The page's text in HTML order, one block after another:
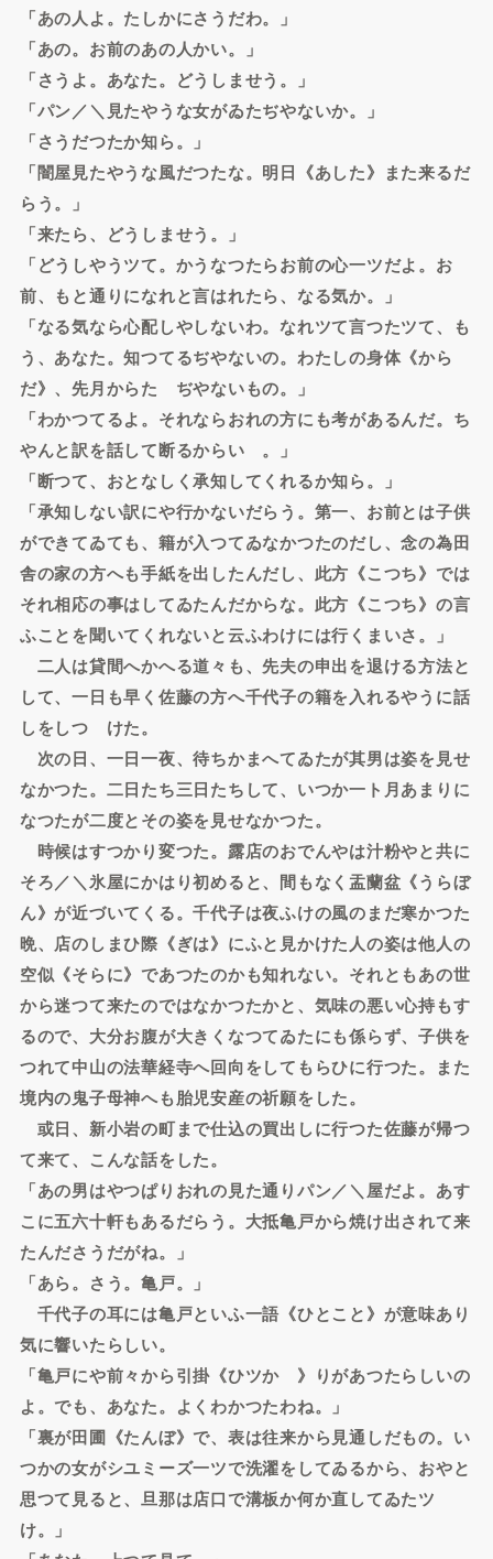
「あの人よ。たしかにさうだわ。」
「あの。お前のあの人かい。」
「さうよ。あなた。どうしませう。」
「パン／＼見たやうな女がゐたぢやないか。」
「さうだつたか知ら。」
「闇屋見たやうな風だつたな。明日《あした》また来るだ
らう。」
「来たら、どうしませう。」
「どうしやうツて。かうなつたらお前の心一ツだよ。お
前、もと通りになれと言はれたら、なる気か。」
「なる気なら心配しやしないわ。なれツて言つたツて、も
う、あなた。知つてるぢやないの。わたしの身体《から
だ》、先月からたゞぢやないもの。」
「わかつてるよ。それならおれの方にも考があるんだ。ち
やんと訳を話して断るからいゝ。」
「断つて、おとなしく承知してくれるか知ら。」
「承知しない訳にや行かないだらう。第一、お前とは子供
ができてゐても、籍が入つてゐなかつたのだし、念の為田
舎の家の方へも手紙を出したんだし、此方《こつち》では
それ相応の事はしてゐたんだからな。此方《こつち》の言
ふことを聞いてくれないと云ふわけには行くまいさ。」
二人は貸間へかへる道々も、先夫の申出を退ける方法と
して、一日も早く佐藤の方へ千代子の籍を入れるやうに話
しをしつゞけた。
次の日、一日一夜、待ちかまへてゐたが其男は姿を見せ
なかつた。二日たち三日たちして、いつか一ト月あまりに
なつたが二度とその姿を見せなかつた。
時候はすつかり変つた。露店のおでんやは汁粉やと共に
そろ／＼氷屋にかはり初めると、間もなく盂蘭盆《うらぼ
ん》が近づいてくる。千代子は夜ふけの風のまだ寒かつた
晩、店のしまひ際《ぎは》にふと見かけた人の姿は他人の
空似《そらに》であつたのかも知れない。それともあの世
から迷つて来たのではなかつたかと、気味の悪い心持もす
るので、大分お腹が大きくなつてゐたにも係らず、子供を
つれて中山の法華経寺へ回向をしてもらひに行つた。また
境内の鬼子母神へも胎児安産の祈願をした。
或日、新小岩の町まで仕込の買出しに行つた佐藤が帰つ
て来て、こんな話をした。
「あの男はやつぱりおれの見た通りパン／＼屋だよ。あす
こに五六十軒もあるだらう。大抵亀戸から焼け出されて来
たんださうだがね。」
「あら。さう。亀戸。」
千代子の耳には亀戸といふ一語《ひとこと》が意味あり
気に響いたらしい。
「亀戸にや前々から引掛《ひツかゝ》りがあつたらしいの
よ。でも、あなた。よくわかつたわね。」
「裏が田圃《たんぼ》で、表は往来から見通しだもの。い
つかの女がシユミーズ一ツで洗濯をしてゐるから、おやと
思つて見ると、旦那は店口で溝板か何か直してゐたツ
け。」